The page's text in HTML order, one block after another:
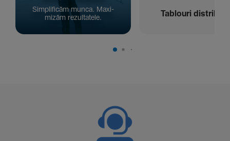
Simpli­ficăm munca. Maxi­
mizăm rezul­ta­tele.
Tablouri